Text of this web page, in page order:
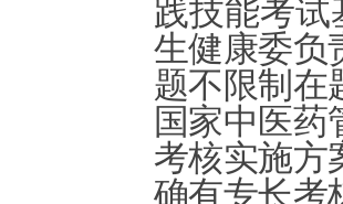
践技能考试
生健康委负
题不限制在
国家中医
考核实施方
确有专长考